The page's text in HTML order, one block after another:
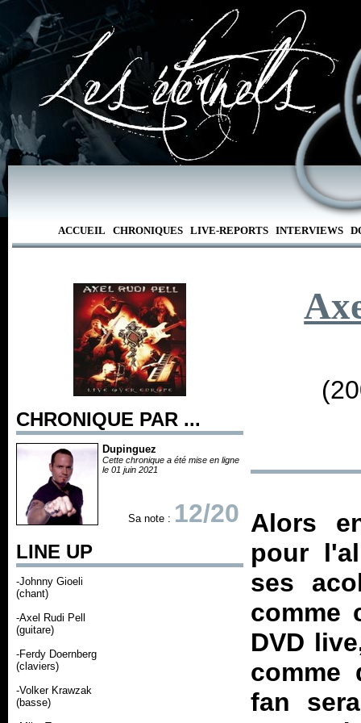
ACCUEIL CHRONIQUES LIVE-REPORTS INTERVIEWS
CHRONIQUE PAR ...
Dupinguez
Cette chronique a été mise en ligne
le 01 juin 2021
Sa note : 12/20
LINE UP
-Johnny Gioeli
(chant)
-Axel Rudi Pell
(guitare)
-Ferdy Doernberg
(claviers)
-Volker Krawzak
(basse)
Alors
pour
ses
comme
DVD
comme
fan